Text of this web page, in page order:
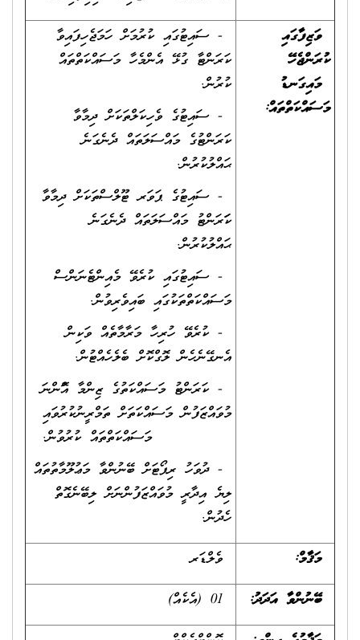
ވަޒިފާގައި
ކުރަންޖެހޭ
މައިގަނޑު
މަސައްކަތްތައް:
- ސައިޓުގައި ކުރުމަށް ހަމަޖެހިފައިވާ
ކަރަންޓާ ގުޅޭ އެންމެހާ މަސައްކަތްތައް
ކުރުން.
- ސައިޓުގެ ވެހިކަލްތަކަށް ދިމާވާ
ކަރަންޓުގެ މައްސަލަތައް ދެނެގަނެ
ޙައްލުކުރުން.
- ސައިޓުގެ ޕަވަރ ޓޫލްސްތަކަށް ދިމާވާ
ކަަރަންޓު މައްސަލަތައް ދެނެގަނެ
ޙައްލުކުރުން.
- ސައިޓުގައި ކުރެވޭ މެއިންޓެނަންސް
މަސައްކަތްތަކުގައި ބައިވެރިވުން.
- ކުރެވޭ ހުރިހާ މަރާމާތެއް ވަކިން
އެނގޭނެހެން ލޮގްކޮށް ބެލެހެއްޓުން.
- ކަރަންޓު މަސައްކަތުގެ ޒިންމާ އޮްންނަ
މުވައްޒަފުން މަސައްކަތަށް ތަމްރީނުކުރުވައި
މަސައްކަތްތައް ކުރުވުން.
- ދުވަހު ރިޕޯޓަށް ބޭނުންވާ މަޢުލޫމާތުތައް
ލިޔެ އިދާރީ މުވައްޒަފުންނަށް ލިބޭނެގޮތް
ހެދުން.
މަޤާމް:
ވެލްޑަރ
ބޭނުންވާ އަދަދު: